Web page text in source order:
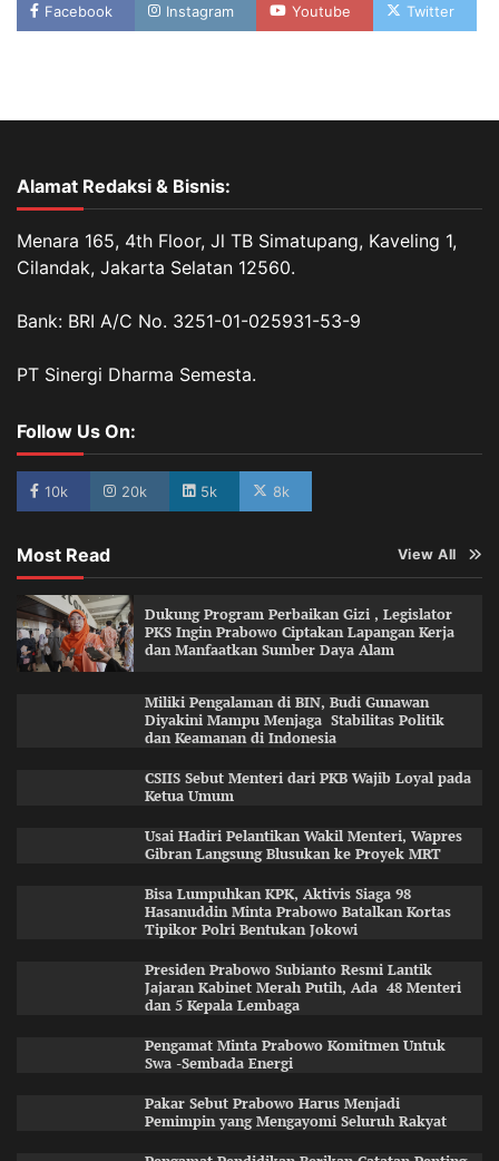
Facebook Instagram Youtube Twitter
Alamat Redaksi & Bisnis:
Menara 165, 4th Floor, Jl TB Simatupang, Kaveling 1,
Cilandak, Jakarta Selatan 12560.
Bank: BRI A/C No. 3251-01-025931-53-9
PT Sinergi Dharma Semesta.
Follow Us On:
10k 20k 5k 8k
Most Read View All
Dukung Program Perbaikan Gizi , Legislator
PKS Ingin Prabowo Ciptakan Lapangan Kerja
dan Manfaatkan Sumber Daya Alam
Miliki Pengalaman di BIN, Budi Gunawan
Diyakini Mampu Menjaga Stabilitas Politik
dan Keamanan di Indonesia
CSIIS Sebut Menteri dari PKB Wajib Loyal pada
Ketua Umum
Usai Hadiri Pelantikan Wakil Menteri, Wapres
Gibran Langsung Blusukan ke Proyek MRT
Bisa Lumpuhkan KPK, Aktivis Siaga 98
Hasanuddin Minta Prabowo Batalkan Kortas
Tipikor Polri Bentukan Jokowi
Presiden Prabowo Subianto Resmi Lantik
Jajaran Kabinet Merah Putih, Ada 48 Menteri
dan 5 Kepala Lembaga
Pengamat Minta Prabowo Komitmen Untuk
Swa -Sembada Energi
Pakar Sebut Prabowo Harus Menjadi
Pemimpin yang Mengayomi Seluruh Rakyat